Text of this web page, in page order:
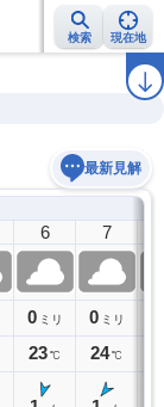
検索 現在地
ラ
最新見解
6
0 ミリ
23℃
7
0 ミリ
24℃